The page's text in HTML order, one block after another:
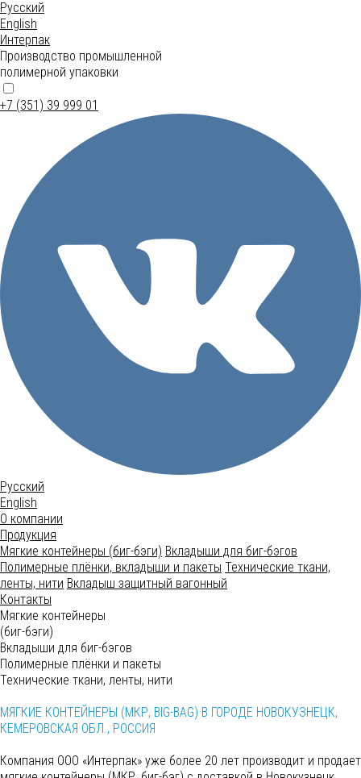
Русский
English
Интерпак
Производство промышленной
полимерной упаковки
+7 (351) 39 999 01
Русский
English
О компании
Продукция
Мягкие контейнеры (биг-бэги) Вкладыши для биг-бэгов
Полимерные плёнки, вкладыши и пакеты Технические ткани,
ленты, нити Вкладыш защитный вагонный
Контакты
Мягкие контейнеры
(биг-бэги)
Вкладыши для биг-бэгов
Полимерные плёнки и пакеты
Технические ткани, ленты, нити
МЯГКИЕ КОНТЕЙНЕРЫ (МКР, BIG-BAG) В ГОРОДЕ НОВОКУЗНЕЦК,
КЕМЕРОВСКАЯ ОБЛ., РОССИЯ
Компания ООО «Интерпак» уже более 20 лет производит и продает